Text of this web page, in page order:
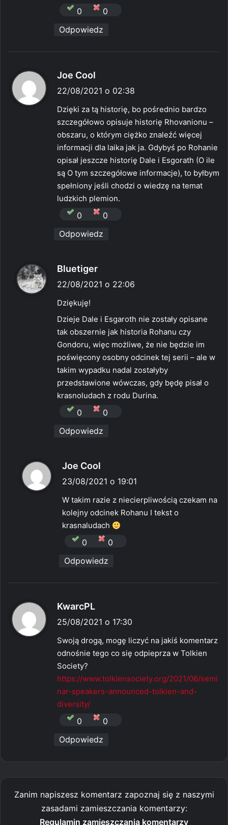
0
0
Odpowiedz
Joe Cool
i
z
e
:
22/08/2021 o 02:38
Dzięki za tą historię, bo pośrednio bardzo
szczegółowo opisuje historię Rhovanionu –
obszaru, o którym ciężko znaleźć więcej
informacji dla laika jak ja. Gdybyś po Rohanie
opisał jeszcze historię Dale i Esgorath (O ile
są O tym szczegółowe informacje), to byłbym
spełniony jeśli chodzi o wiedzę na temat
ludzkich plemion.
0
0
Odpowiedz
Bluetiger
i
e
:
22/08/2021 o 22:06
Dziękuję!
Dzieje Dale i Esgaroth nie zostały opisane
tak obszernie jak historia Rohanu czy
Gondoru, więc możliwe, że nie będzie im
poświęcony osobny odcinek tej serii – ale w
takim wypadku nadal zostałyby
przedstawione wówczas, gdy będę pisał o
krasnoludach z rodu Durina.
0
0
Odpowiedz
Joe Cool
i
z
e
:
23/08/2021 o 19:01
W takim razie z niecierpliwością czekam na
kolejny odcinek Rohanu I tekst o
krasnaludach
0
0
Odpowiedz
KwarcPL
i
z
:
25/08/2021 o 17:30
Swoją drogą, mogę liczyć na jakiś komentarz
odnośnie tego co się odpieprza w Tolkien
Society?
https://www.tolkiensociety.org/2021/06/semi
nar-speakers-announced-tolkien-and-
diversity/
0
0
Odpowiedz
Zanim napiszesz komentarz zapoznaj się z naszymi
zasadami zamieszczania komentarzy:
Regulamin zamieszczania komentarzy